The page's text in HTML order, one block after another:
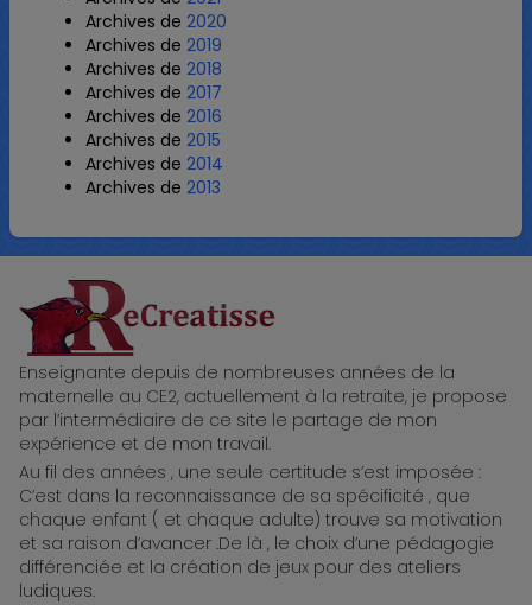
Archives de 2020
Archives de 2019
Archives de 2018
Archives de 2017
Archives de 2016
Archives de 2015
Archives de 2014
Archives de 2013
ReCreatisse
Enseignante depuis de nombreuses années de la
maternelle au CE2, actuellement à la retraite, je propose
par l’intermédiaire de ce site le partage de mon
expérience et de mon travail.
Au fil des années , une seule certitude s’est imposée :
C’est dans la reconnaissance de sa spécificité , que
chaque enfant ( et chaque adulte) trouve sa motivation
et sa raison d’avancer .De là , le choix d’une pédagogie
différenciée et la création de jeux pour des ateliers
ludiques.